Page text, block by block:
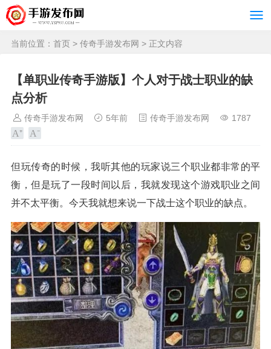
当前位置： 首页 > 传奇手游发布网 > 正文内容
【单职业传奇手游版】个人对于战士职业的缺
点分析
传奇手游发布网 5年前 传奇手游发布网 1787
但玩传奇的时候，我听其他的玩家说三个职业都非常的平
衡，但是玩了一段时间以后，我就发现这个游戏职业之间
并不太平衡。今天我就想来说一下战士这个职业的缺点。